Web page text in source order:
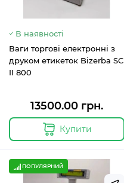
В наявності
Ваги торгові електронні з
друком етикеток Bizerba SC
II 800
13500.00 грн.
Купити
ПОПУЛЯРНИЙ